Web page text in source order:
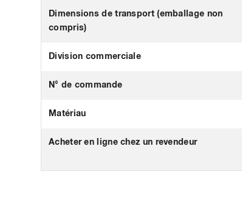
Dimensions de transport (emballage non
compris)
Division commerciale
N° de commande
Matériau
Acheter en ligne chez un revendeur